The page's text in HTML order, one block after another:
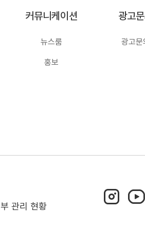
커뮤니케이션
뉴스룸
홍보
광고문
광고문
관리 현황
인스타그램
바로가기
유튜브
바로